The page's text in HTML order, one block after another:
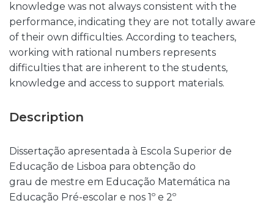
knowledge was not always consistent with the
performance, indicating they are not totally aware
of their own difficulties. According to teachers,
working with rational numbers represents
difficulties that are inherent to the students,
knowledge and access to support materials.
Description
Dissertação apresentada à Escola Superior de
Educação de Lisboa para obtenção do
grau de mestre em Educação Matemática na
Educação Pré-escolar e nos 1º e 2º